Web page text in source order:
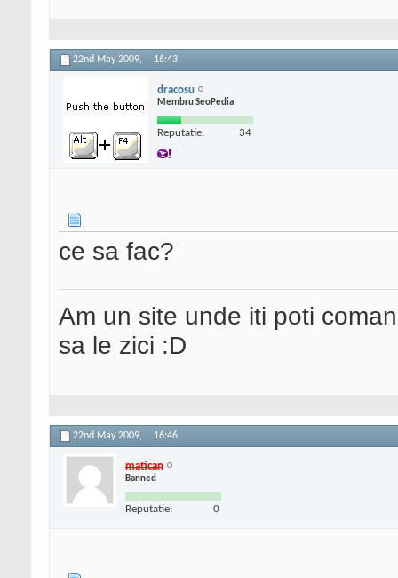
22nd May 2009, 16:43
dracosu
Membru SeoPedia
Reputatie: 34
ce sa fac?
Am un site unde iti poti
sa le zici :D
22nd May 2009, 16:46
matican
Banned
Reputatie: 0